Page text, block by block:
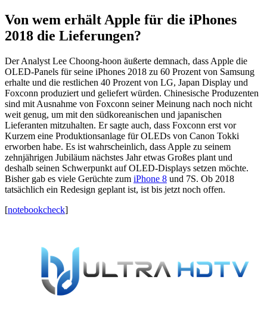
Von wem erhält Apple für die iPhones
2018 die Lieferungen?
Der Analyst Lee Choong-hoon äußerte demnach, dass Apple die
OLED-Panels für seine iPhones 2018 zu 60 Prozent von Samsung
erhalte und die restlichen 40 Prozent von LG, Japan Display und
Foxconn produziert und geliefert würden. Chinesische Produzenten
sind mit Ausnahme von Foxconn seiner Meinung nach noch nicht
weit genug, um mit den südkoreanischen und japanischen
Lieferanten mitzuhalten. Er sagte auch, dass Foxconn erst vor
Kurzem eine Produktionsanlage für OLEDs von Canon Tokki
erworben habe. Es ist wahrscheinlich, dass Apple zu seinem
zehnjährigen Jubiläum nächstes Jahr etwas Großes plant und
deshalb seinen Schwerpunkt auf OLED-Displays setzen möchte.
Bisher gab es viele Gerüchte zum iPhone 8 und 7S. Ob 2018
tatsächlich ein Redesign geplant ist, ist bis jetzt noch offen.
[notebookcheck]